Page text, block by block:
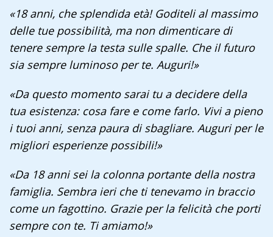
«18 anni, che splendida età! Goditeli al massimo
delle tue possibilità, ma non dimenticare di
tenere sempre la testa sulle spalle. Che il futuro
sia sempre luminoso per te. Auguri!»
«Da questo momento sarai tu a decidere della
tua esistenza: cosa fare e come farlo. Vivi a pieno
i tuoi anni, senza paura di sbagliare. Auguri per le
migliori esperienze possibili!»
«Da 18 anni sei la colonna portante della nostra
famiglia. Sembra ieri che ti tenevamo in braccio
come un fagottino. Grazie per la felicità che porti
sempre con te. Ti amiamo!»